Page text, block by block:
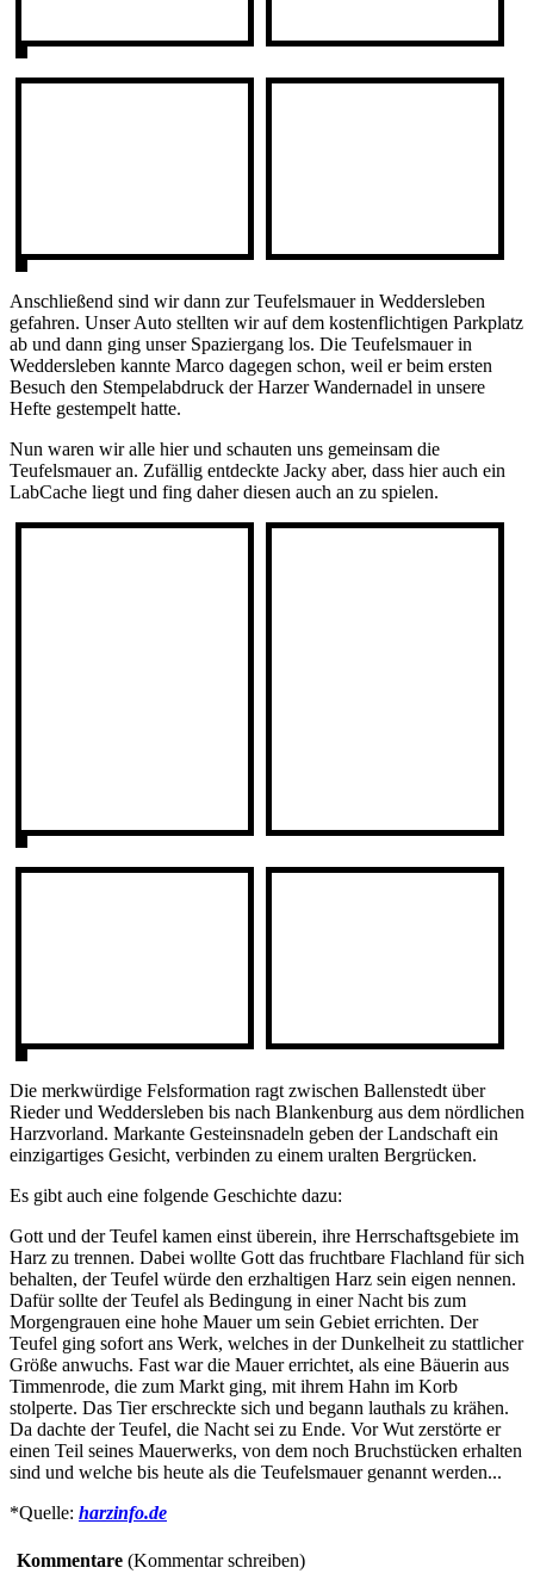
Anschließend sind wir dann zur Teufelsmauer in Weddersleben
gefahren. Unser Auto stellten wir auf dem kostenflichtigen Parkplatz
ab und dann ging unser Spaziergang los. Die Teufelsmauer in
Weddersleben kannte Marco dagegen schon, weil er beim ersten
Besuch den Stempelabdruck der Harzer Wandernadel in unsere
Hefte gestempelt hatte.
Nun waren wir alle hier und schauten uns gemeinsam die
Teufelsmauer an. Zufällig entdeckte Jacky aber, dass hier auch ein
LabCache liegt und fing daher diesen auch an zu spielen.
Die merkwürdige Felsformation ragt zwischen Ballenstedt über
Rieder und Weddersleben bis nach Blankenburg aus dem nördlichen
Harzvorland. Markante Gesteinsnadeln geben der Landschaft ein
einzigartiges Gesicht, verbinden zu einem uralten Bergrücken.
Es gibt auch eine folgende Geschichte dazu:
Gott und der Teufel kamen einst überein, ihre Herrschaftsgebiete im
Harz zu trennen. Dabei wollte Gott das fruchtbare Flachland für sich
behalten, der Teufel würde den erzhaltigen Harz sein eigen nennen.
Dafür sollte der Teufel als Bedingung in einer Nacht bis zum
Morgengrauen eine hohe Mauer um sein Gebiet errichten. Der
Teufel ging sofort ans Werk, welches in der Dunkelheit zu stattlicher
Größe anwuchs. Fast war die Mauer errichtet, als eine Bäuerin aus
Timmenrode, die zum Markt ging, mit ihrem Hahn im Korb
stolperte. Das Tier erschreckte sich und begann lauthals zu krähen.
Da dachte der Teufel, die Nacht sei zu Ende. Vor Wut zerstörte er
einen Teil seines Mauerwerks, von dem noch Bruchstücken erhalten
sind und welche bis heute als die Teufelsmauer genannt werden...
*Quelle: harzinfo.de
Kommentare (Kommentar schreiben)